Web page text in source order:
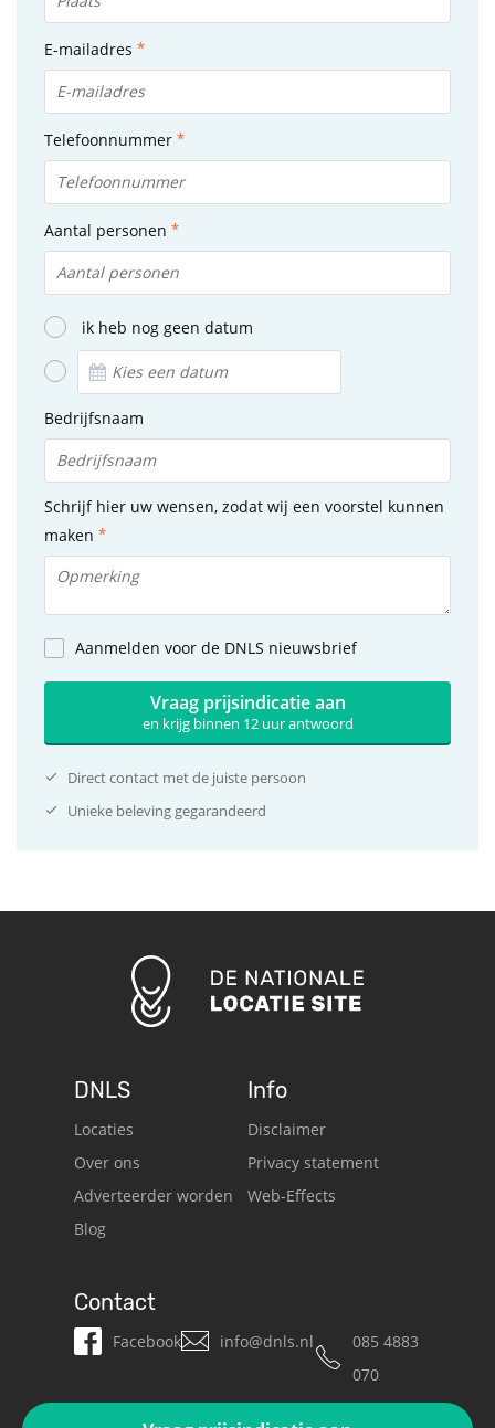
E-mailadres
Telefoonnummer
Aantal personen
ik heb nog geen datum
Bedrijfsnaam
Schrijf hier uw wensen, zodat wij een voorstel kunnen
maken
Aanmelden voor de DNLS nieuwsbrief
Vraag prijsindicatie aan
en krijg binnen 12 uur antwoord
Direct contact met de juiste persoon
Unieke beleving gegarandeerd
DNLS
Locaties
Over ons
Adverteerder worden
Blog
Info
Disclaimer
Privacy statement
Web-Effects
Contact
Facebook info@dnls.nl
085 4883
070